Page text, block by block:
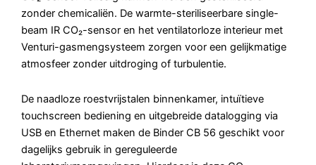
zonder chemicaliën. De warmte-steriliseerbare single-
beam IR CO₂-sensor en het ventilatorloze interieur met
Venturi-gasmengsysteem zorgen voor een gelijkmatige
atmosfeer zonder uitdroging of turbulentie.
De naadloze roestvrijstalen binnenkamer, intuïtieve
touchscreen bediening en uitgebreide datalogging via
USB en Ethernet maken de Binder CB 56 geschikt voor
dagelijks gebruik in gereguleerde